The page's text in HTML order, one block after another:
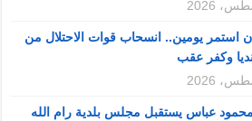
استمر يومين.. انسحاب قوات الاحتلال من
وكفر عقب
عباس يستقبل مجلس بلدية رام الله